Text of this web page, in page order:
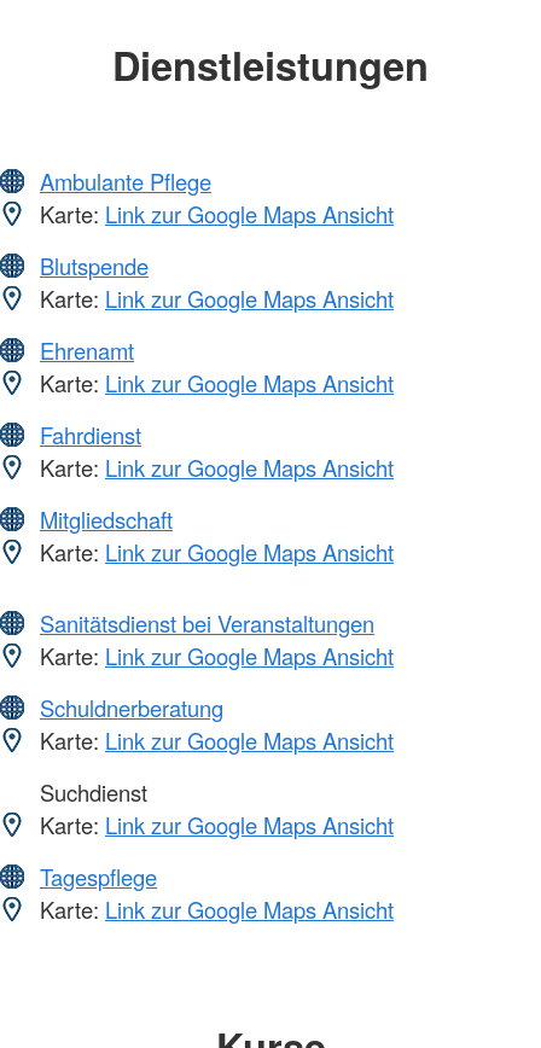
Dienstleistungen
Ambulante Pflege
Karte: Link zur Google Maps Ansicht
Blutspende
Karte: Link zur Google Maps Ansicht
Ehrenamt
Karte: Link zur Google Maps Ansicht
Fahrdienst
Karte: Link zur Google Maps Ansicht
Mitgliedschaft
Karte: Link zur Google Maps Ansicht
Sanitätsdienst bei Veranstaltungen
Karte: Link zur Google Maps Ansicht
Schuldnerberatung
Karte: Link zur Google Maps Ansicht
Suchdienst
Karte: Link zur Google Maps Ansicht
Tagespflege
Karte: Link zur Google Maps Ansicht